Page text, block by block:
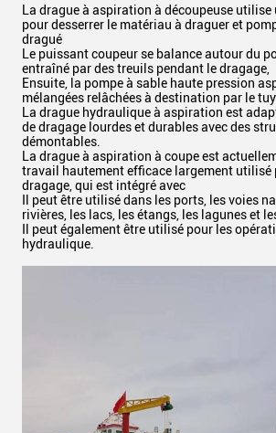
La drague à aspiration à découpeuse utilise
pour desserrer le matériau à draguer et
dragué
Le puissant coupeur se balance autour du
entraîné par des treuils pendant le dragage,
Ensuite, la pompe à sable haute pression
mélangées relâchées à destination par le
La drague hydraulique à aspiration est
de dragage lourdes et durables avec des
démontables.
La drague à aspiration à coupe est
travail hautement efficace largement utilisé
dragage, qui est intégré avec
Il peut être utilisé dans les ports, les voies
rivières, les lacs, les étangs, les lagunes et
Il peut également être utilisé pour les
hydraulique.